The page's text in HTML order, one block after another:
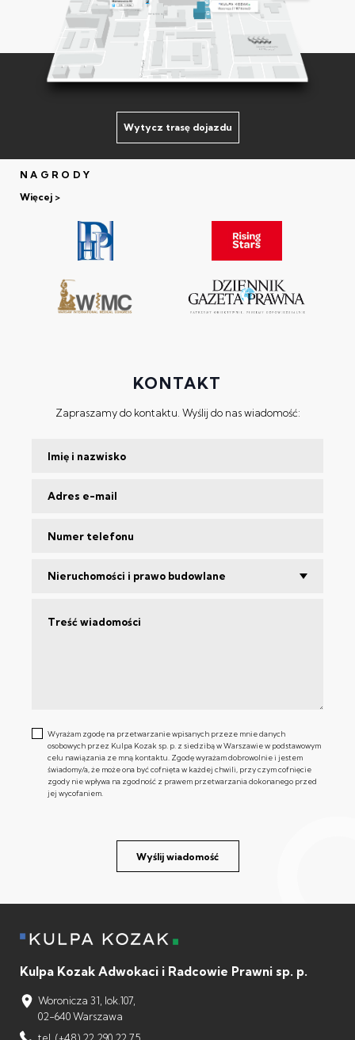
Wytycz trasę dojazdu
NAGRODY
Więcej
KONTAKT
Zapraszamy do kontaktu. Wyślij do nas wiadomość:
Nieruchomości i prawo budowlane
Wyrażam zgodę na przetwarzanie wpisanych przeze mnie danych
osobowych przez Kulpa Kozak sp. p. z siedzibą w Warszawie w podstawowym
celu nawiązania ze mną kontaktu. Zgodę wyrażam dobrowolnie i jestem
świadomy/a, że może ona być cofnięta w każdej chwili, przy czym cofnięcie
zgody nie wpływa na zgodność z prawem przetwarzania dokonanego przed
jej wycofaniem.
Wyślij wiadomość
Kulpa Kozak Adwokaci i Radcowie Prawni sp. p.
Woronicza 31, lok.107,
02-640 Warszawa